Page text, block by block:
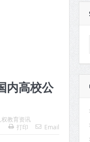
内高校公
权教育资讯
打印
Email